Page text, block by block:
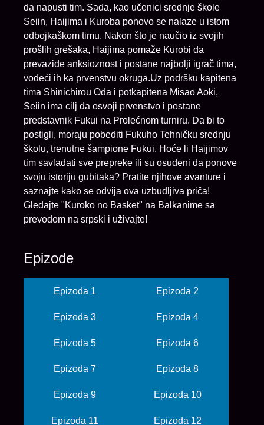
da napusti tim. Sada, kao učenici srednje škole
Seiin, Haijima i Kuroba ponovo se nalaze u istom
odbojkaškom timu. Nakon što je naučio iz svojih
prošlih grešaka, Haijima pomaže Kurobi da
prevaziđe anksioznost i postane najbolji igrač tima,
vodeći ih ka prvenstvu okruga.Uz podršku kapitena
tima Shinichirou Oda i potkapitena Misao Aoki,
Seiin ima cilj da osvoji prvenstvo i postane
predstavnik Fukui na Prolećnom turniru. Da bi to
postigli, moraju pobediti Fukuho Tehničku srednju
školu, trenutne šampione Fukui. Hoće li Haijimov
tim savladati sve prepreke ili su osuđeni da ponove
svoju istoriju gubitaka? Pratite njihove avanture i
saznajte kako se odvija ova uzbudljiva priča!
Gledajte "Kuroko no Basket" na Balkanime sa
prevodom na srpski i uživajte!
Epizode
Epizoda 1 Epizoda 2
Epizoda 3 Epizoda 4
Epizoda 5 Epizoda 6
Epizoda 7 Epizoda 8
Epizoda 9 Epizoda 10
Epizoda 11 Epizoda 12